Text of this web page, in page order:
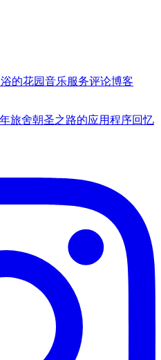
的花园音乐服务评论博客
旅舍朝圣之路的应用程序回忆